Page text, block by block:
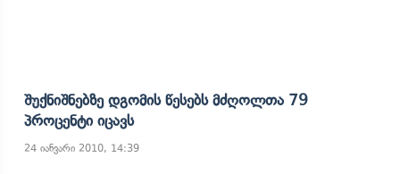
Შუქნიშნებზე Დგომის Წესებს Მძღოლთა 79
Პროცენტი Იცავს
24 იანვარი 2010, 14:39